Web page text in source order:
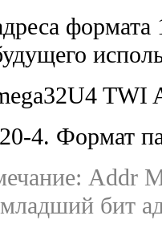
4. Формат
Addr
бит